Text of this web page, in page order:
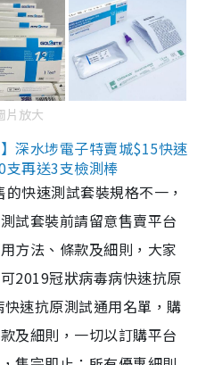
片放大
深水埗電子特賣城$15快速
支再送3支檢測棒
快速測試套裝規格不一，
試套裝前請留意售賣平台
方法、條款及細則，大家
2019冠狀病毒病快速抗原
速抗原測試通用名單，購
及細則，一切以訂購平台